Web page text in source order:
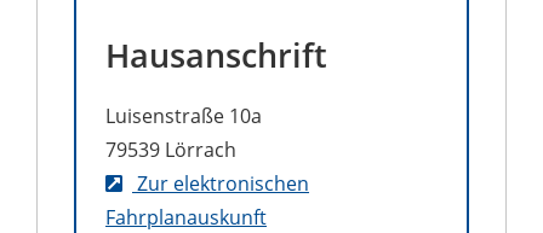
Hausanschrift
Luisenstraße 10a
79539 Lörrach
Zur elektronischen
Fahrplanauskunft